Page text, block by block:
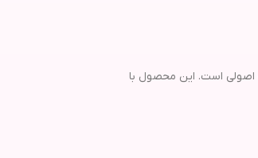
اصولی است. این محصول با